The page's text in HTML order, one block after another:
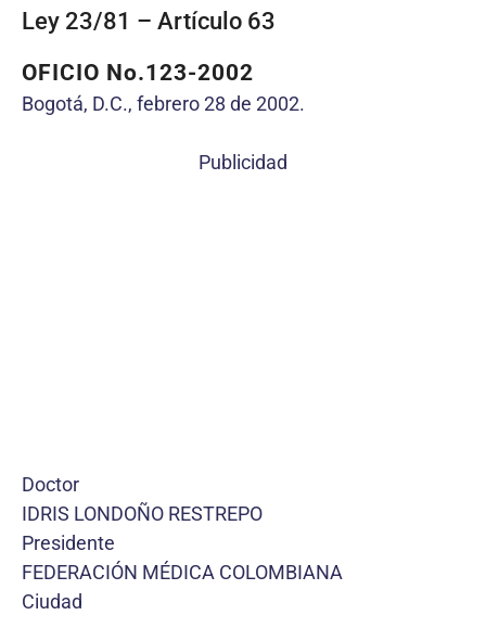
Ley 23/81 – Artículo 63
OFICIO No.123-2002
Bogotá, D.C., febrero 28 de 2002.
Publicidad
Doctor
IDRIS LONDOÑO RESTREPO
Presidente
FEDERACIÓN MÉDICA COLOMBIANA
Ciudad